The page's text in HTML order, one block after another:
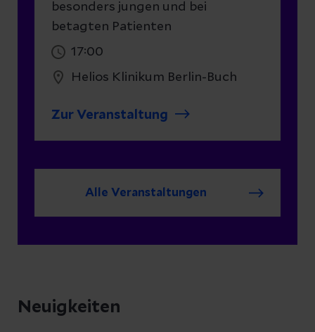
besonders jungen und bei
betagten Patienten
17:00
Helios Klinikum Berlin-Buch
Zur Veranstaltung
Alle Veranstaltungen
Neuigkeiten